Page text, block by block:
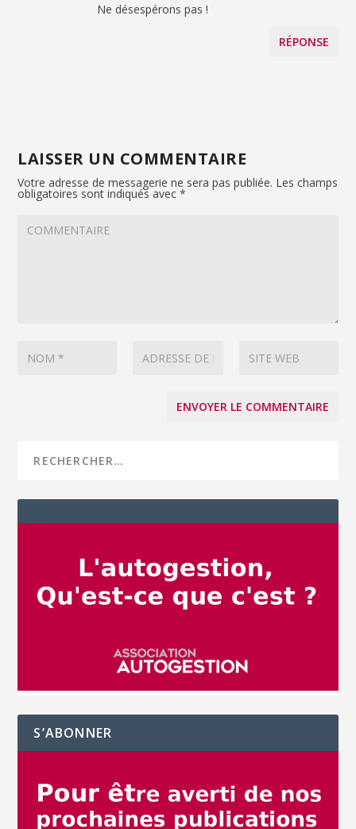
Ne désespérons pas !
RÉPONSE
LAISSER UN COMMENTAIRE
Votre adresse de messagerie ne sera pas publiée. Les champs
obligatoires sont indiqués avec*
S’ABONNER